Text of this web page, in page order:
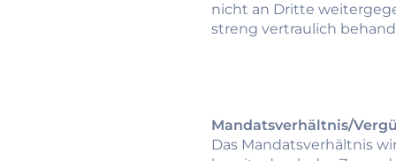
nicht an Dritte
streng vertraulich
Mandatsverhältnis/
Das Mandatsverhältnis